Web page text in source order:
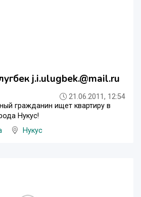
j.i.ulugbek.@mail.ru
21.06.2011, 12:54
гражданин ищет квартиру в
Нукус!
Нукус